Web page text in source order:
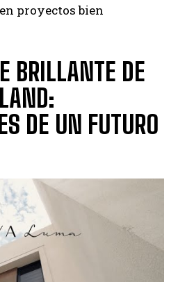
proyectos bien
BRILLANTE DE
DE UN FUTURO